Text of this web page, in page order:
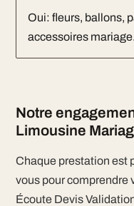
Oui: fleurs, ballons,
accessoires
Notre
Limousine
Chaque prestation est
vous pour comprendre
Écoute Devis